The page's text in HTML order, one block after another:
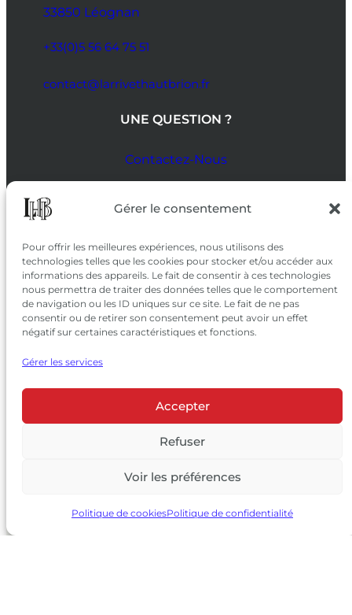
Gérer le consentement
Pour offrir les meilleures expériences, nous utilisons des
technologies telles que les cookies pour stocker et/ou accéder aux
informations des appareils. Le fait de consentir à ces technologies
nous permettra de traiter des données telles que le comportement
de navigation ou les ID uniques sur ce site. Le fait de ne pas
consentir ou de retirer son consentement peut avoir un effet
négatif sur certaines caractéristiques et fonctions.
Gérer les services
Accepter
Refuser
Voir les préférences
Politique de cookiesPolitique de confidentialité
33850 Léognan
+33(0)5 56 64 75 51
contact@larrivethautbrion.fr
UNE QUESTION ?
Contactez-Nous
SUIVEZ-NOUS
SUR LES RÉSEAUX
© 2026 Château Larrivet Haut-Brion |
Mentions légales|Politique de confidentialité
|CGV
L’ABUS D’ALCOOL EST DANGEREUX POUR LA SANTÉ, À